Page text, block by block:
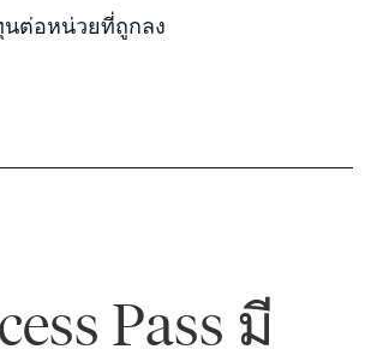
ต่อหน่วยที่ถูกลง
Pass มี